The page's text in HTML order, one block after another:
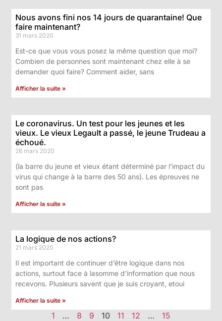
Nous avons fini nos 14 jours de quarantaine! Que
faire maintenant?
31 mars 2020
Est-ce que vous vous posez la même question que moi?
Combien de personnes sont maintenant chez elle à se
demander quoi faire? Comment aider, sans
Afficher la suite »
Le coronavirus. Un test pour les jeunes et les
vieux. Le vieux Legault a passé, le jeune Trudeau a
échoué.
26 mars 2020
(la barre du jeune et vieux étant déterminé par l’impact du
virus qui change à la barre des 50 ans). Les épreuves ne
sont pas
Afficher la suite »
La logique de nos actions?
21 mars 2020
Il est important de continuer d’être logique dans nos
actions, surtout face à lasomme d’information que nous
recevons. Plusieurs savent que je suis croyant, etoui
Afficher la suite »
1 … 8 9 10 11 12 … 15